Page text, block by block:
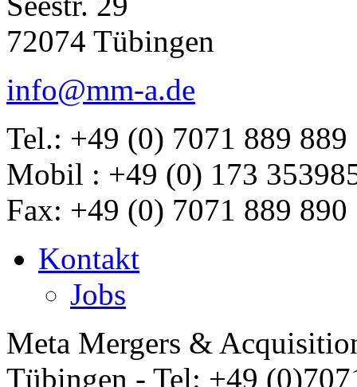
72074 Tübingen
info@mm-a.de
Tel.: +49 (0) 7071 889 889
Mobil : +49 (0) 173
Fax: +49 (0) 7071 889 890
Kontakt
Jobs
Meta Mergers &
Tübingen - Tel: +49